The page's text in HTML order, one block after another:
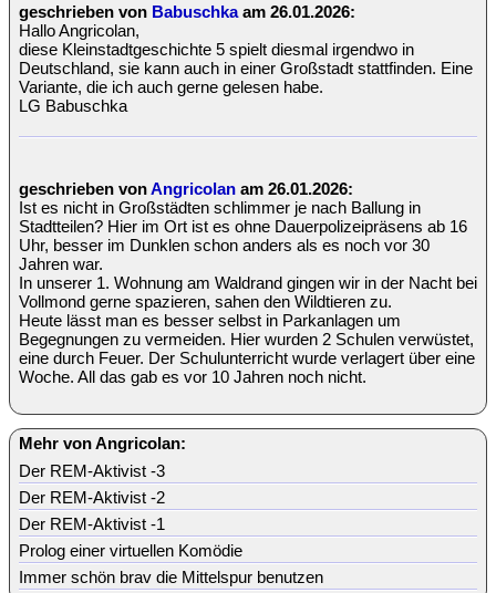
geschrieben von Babuschkaam 26.01.2026:
Hallo Angricolan,
diese Kleinstadtgeschichte 5 spielt diesmal irgendwo in
Deutschland, sie kann auch in einer Großstadt stattfinden. Eine
Variante, die ich auch gerne gelesen habe.
LG Babuschka
geschrieben vonAngricolan am 26.01.2026:
Ist es nicht in Großstädten schlimmer je nach Ballung in
Stadtteilen? Hier im Ort ist es ohne Dauerpolizeipräsens ab 16
Uhr, besser im Dunklen schon anders als es noch vor 30
Jahren war.
In unserer 1. Wohnung am Waldrand gingen wir in der Nacht bei
Vollmond gerne spazieren, sahen den Wildtieren zu.
Heute lässt man es besser selbst in Parkanlagen um
Begegnungen zu vermeiden. Hier wurden 2 Schulen verwüstet,
eine durch Feuer. Der Schulunterricht wurde verlagert über eine
Woche. All das gab es vor 10 Jahren noch nicht.
Mehr von Angricolan:
Der REM-Aktivist -3
Der REM-Aktivist -2
Der REM-Aktivist -1
Prolog einer virtuellen Komödie
Immer schön brav die Mittelspur benutzen